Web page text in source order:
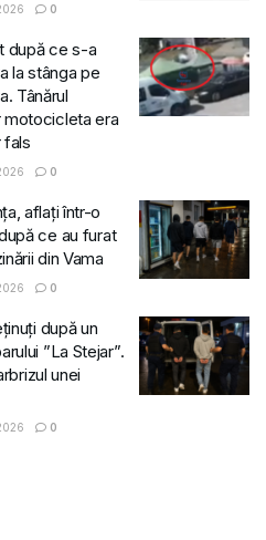
0
după ce s-a
la stânga pe
Tânărul
motocicleta era
fals
0
aflați într-o
ce au furat
din Vama
0
după un
”La Stejar”.
unei
0